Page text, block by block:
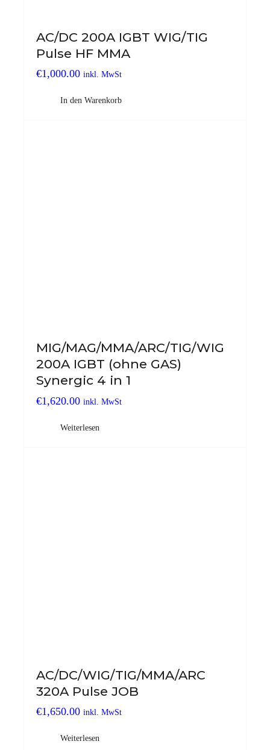
AC/DC 200A IGBT WIG/TIG
Pulse HF MMA
€1,000.00 inkl. MwSt
In den Warenkorb
MIG/MAG/MMA/ARC/TIG/WIG
200A IGBT (ohne GAS)
Synergic 4 in 1
€1,620.00 inkl. MwSt
Weiterlesen
AC/DC/WIG/TIG/MMA/ARC
320A Pulse JOB
€1,650.00 inkl. MwSt
Weiterlesen